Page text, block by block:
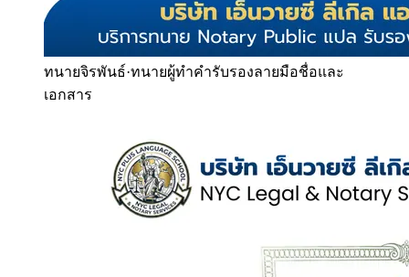
ทนายจิรพันธ์·ทนายผู้ทำคำรับรองลายมือชื่อและ
เอกสาร